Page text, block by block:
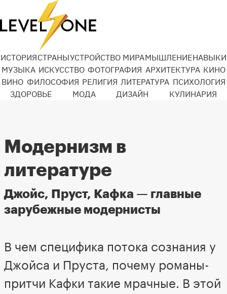
ИСТОРИЯСТРАНЫУСТРОЙСТВО МИРАМЫШЛЕНИЕНАВЫКИ
МУЗЫКА ИСКУССТВО ФОТОГРАФИЯ АРХИТЕКТУРА КИНО
ВИНО ФИЛОСОФИЯ РЕЛИГИЯ ЛИТЕРАТУРА ПСИХОЛОГИЯ
ЗДОРОВЬЕ
МОДА ДИЗАЙН КУЛИНАРИЯ
Модернизм в
литературе
Джойс, Пруст, Кафка — главные
зарубежные модернисты
В чем специфика потока сознания у
Джойса и Пруста, почему романы-
притчи Кафки такие мрачные. В этой